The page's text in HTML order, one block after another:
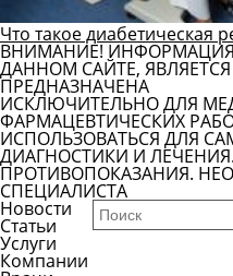
Что такое диабетическая
ВНИМАНИЕ!
ДАННОМ САЙТЕ,
ПРЕДНАЗНАЧЕНА
ИСКЛЮЧИТЕЛЬНО ДЛЯ
ФАРМАЦЕВТИЧЕСКИХ
ИСПОЛЬЗОВАТЬСЯ ДЛЯ
ДИАГНОСТИКИ И
ПРОТИВОПОКАЗАНИЯ.
СПЕЦИАЛИСТА
Новости
Статьи
Услуги
Компании